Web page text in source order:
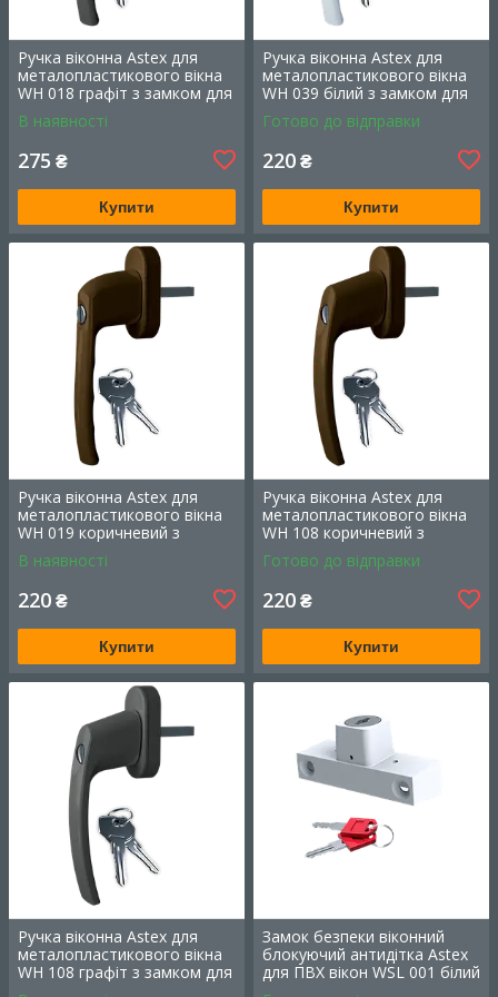
Замок безпеки блокуючий на вікно
Виготовлений з цинкового сплаву з металевою
серцевиною, замок можна поставити на вікно/
двері зачинені або в режимі провітрювання.
Розмір – 2*5*1 см.
Дізнатися більше
Ручка віконна Astex для
металопластикового вікна
WH 018 графіт з замком для
дитячої безпеки (РАЛ 7024)
В наявності
275 ₴
Купити
Ручка віконна Astex для
металопластикового вікна
WH 039 білий з замком для
дитячої безпеки (РАЛ 9016)
Готово до відправки
220₴
Купити
Ручка віконна Astex для
металопластикового вікна
WH 019 коричневий з
замком для дитячої безпеки
(РАЛ 8019)
В наявності
220₴
Купити
Ручка віконна Astex для
металопластикового вікна
WH 108 коричневий з
замком для дитячої безпеки
(РАЛ 8019)
Готово до відправки
220₴
Купити
Ручка віконна Astex для
металопластикового вікна
WH 108 графіт з замком для
дитячої безпеки (РАЛ 7024)
Замок безпеки віконний
блокуючий антидітка Astex
для ПВХ вікон WSL 001 білий
(РАЛ 9016)